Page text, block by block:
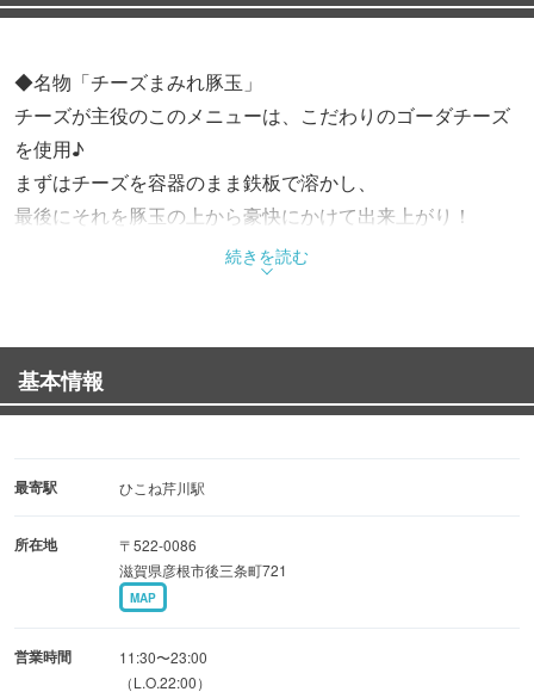
◆名物「チーズまみれ豚玉」
チーズが主役のこのメニューは、こだわりのゴーダチーズ
を使用♪
まずはチーズを容器のまま鉄板で溶かし、
最後にそれを豚玉の上から豪快にかけて出来上がり！
風味引き立つとろけるチーズとジューシーな豚玉の組み合
◆お酒を昼からお気軽に
お酒好きのあなたには「せんべろセット」がおすすめ！
ドリンクもおつまみも、それぞれ18種類の中から
♪
以前よりも回線速度の速い光回線に切り替わりました◎
より快適な環境でお過ごしいただけます♪
続きを読む
基本情報
最寄駅 ひこね芹川駅
所在地
〒522-0086
滋賀県彦根市後三条町721
MAP
営業時間
11:30〜23:00
（L.O.22:00）